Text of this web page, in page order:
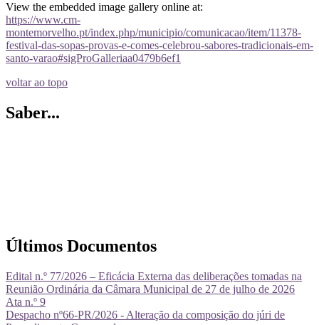
View the embedded image gallery online at:
https://www.cm-
montemorvelho.pt/index.php/municipio/comunicacao/item/11378-
festival-das-sopas-provas-e-comes-celebrou-sabores-tradicionais-em-
santo-varao#sigProGalleriaa0479b6ef1
voltar ao topo
Saber...
Últimos Documentos
Edital n.º 77/2026 – Eficácia Externa das deliberações tomadas na
Reunião Ordinária da Câmara Municipal de 27 de julho de 2026
Ata n.º 9
Despacho nº66-PR/2026 - Alteração da composição do júri de